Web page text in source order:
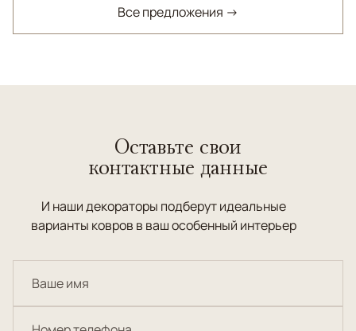
Все предложения →
Оставьте свои
контактные данные
И наши декораторы подберут идеальные
варианты ковров в ваш особенный интерьер